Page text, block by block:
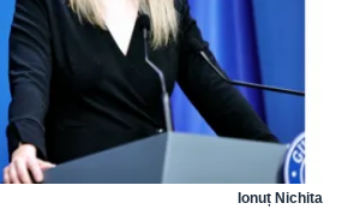
Ionuț Nichita